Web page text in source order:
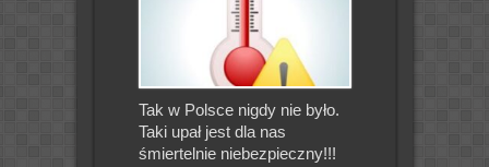
Tak w Polsce nigdy nie było.
Taki upał jest dla nas
śmiertelnie niebezpieczny!!!